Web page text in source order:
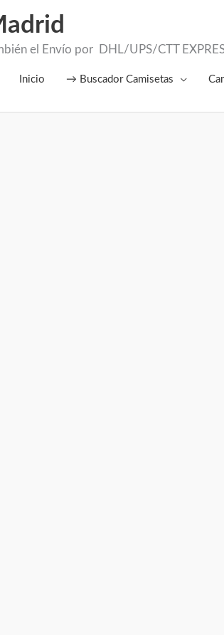
el Envío por DHL/UPS/CTT
Inicio → Buscador Camisetas